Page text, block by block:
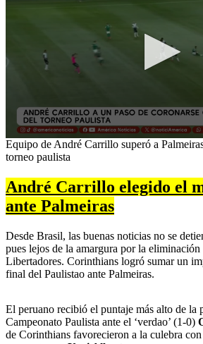
0
seconds
46
seconds
Equipo de André Carrillo superó a
torneo paulista
André Carrillo elegido el
ante Palmeiras
Desde Brasil, las buenas noticias no se
pues lejos de la amargura por la eliminación
Libertadores. Corinthians logró sumar un
final del Paulistao ante Palmeiras.
El peruano recibió el puntaje más alto de la
Campeonato Paulista ante el ‘verdao’ (1-0)
de Corinthians favorecieron a la culebra